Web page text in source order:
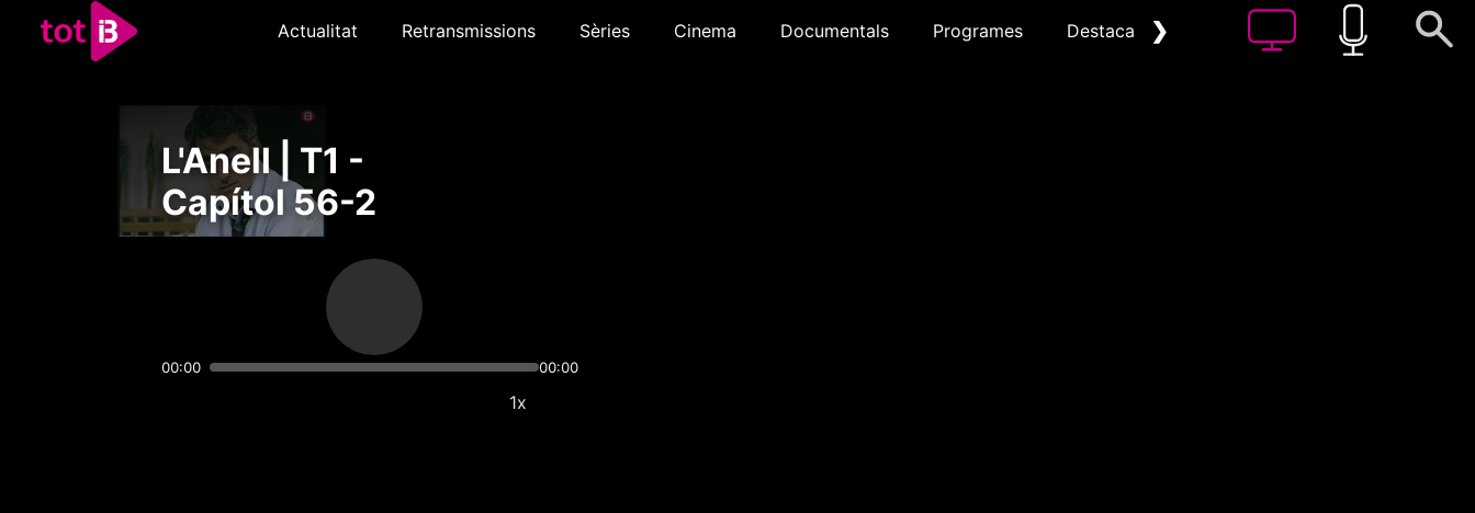
Actualitat Retransmissions Sèries Cinema Documentals Programes Destacat ❯
L'Anell | T1 -
Capítol 56-2
00:00 00:00
1x